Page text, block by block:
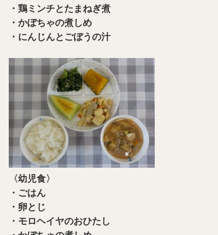
・鶏ミンチとたまねぎ煮
・かぼちゃの煮しめ
・にんじんとごぼうの汁
〈幼児食〉
・ごはん
・卵とじ
・モロヘイヤのおひたし